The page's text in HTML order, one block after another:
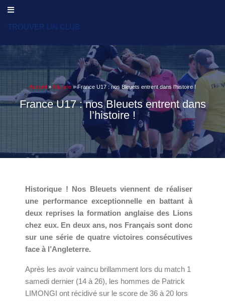
TROUVER UN CLUB
Accueil »A la une »France U17 : nos Bleuets entrent dans l’histoire !
France U17 : nos Bleuets entrent dans
l’histoire !
Historique ! Nos Bleuets viennent de réaliser
une performance exceptionnelle en battant à
deux reprises la formation anglaise des Lions
chez eux. En deux ans, nos Français sont donc
sur une série de quatre victoires consécutives
face à l’Angleterre.
Après les avoir vaincu brillamment lors du match 1
samedi dernier (14 à 26), les hommes de Patrick
LIMONGI ont récidivé sur le score de 36 à 20 lors